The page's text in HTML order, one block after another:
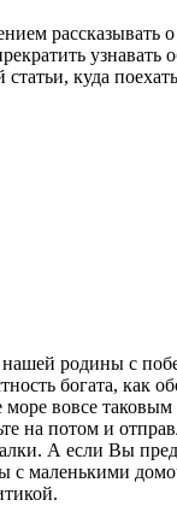
рассказывать
узнавать
статьи, куда
родины с
богата, как
вовсе
на потом и
А если Вы
с маленькими